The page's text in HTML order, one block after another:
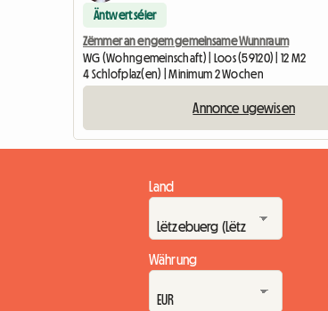
Äntwert séier
Zëmmer an engem gemeinsame Wunnraum
WG (Wohngemeinschaft) | Loos (59120) | 12 M2
4 Schlofplaz(en) | Minimum 2 Wochen
Annonce ugewisen
Land
Währung